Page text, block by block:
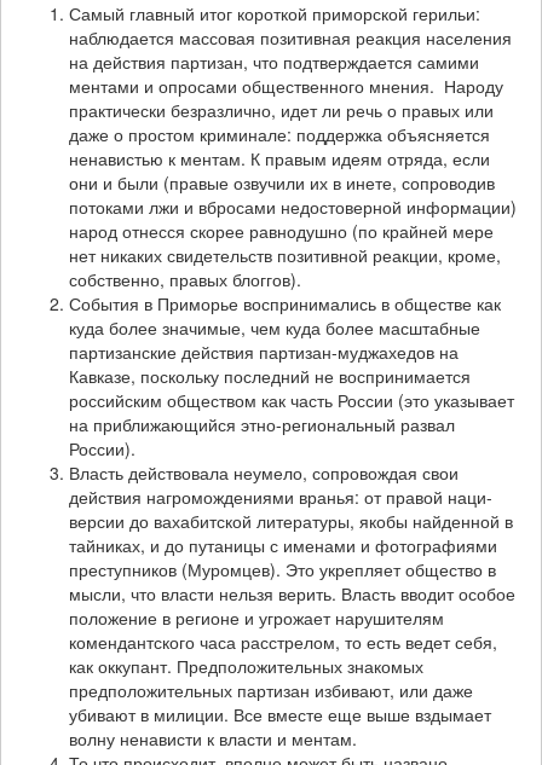
Самый главный итог короткой приморской герильи:
наблюдается массовая позитивная реакция населения
на действия партизан, что подтверждается самими
ментами и опросами общественного мнения. Народу
практически безразлично, идет ли речь о правых или
даже о простом криминале: поддержка объясняется
ненавистью к ментам. К правым идеям отряда, если
они и были (правые озвучили их в инете, сопроводив
потоками лжи и вбросами недостоверной информации)
народ отнесся скорее равнодушно (по крайней мере
нет никаких свидетельств позитивной реакции, кроме,
собственно, правых блоггов).
События в Приморье воспринимались в обществе как
куда более значимые, чем куда более масштабные
партизанские действия партизан-муджахедов на
Кавказе, поскольку последний не воспринимается
российским обществом как часть России (это указывает
на приближающийся этно-региональный развал
России).
Власть действовала неумело, сопровождая свои
действия нагромождениями вранья: от правой наци-
версии до вахабитской литературы, якобы найденной в
тайниках, и до путаницы с именами и фотографиями
преступников (Муромцев). Это укрепляет общество в
мысли, что власти нельзя верить. Власть вводит особое
положение в регионе и угрожает нарушителям
комендантского часа расстрелом, то есть ведет себя,
как оккупант. Предположительных знакомых
предположительных партизан избивают, или даже
убивают в милиции. Все вместе еще выше вздымает
волну ненависти к власти и ментам.